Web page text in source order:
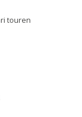
touren